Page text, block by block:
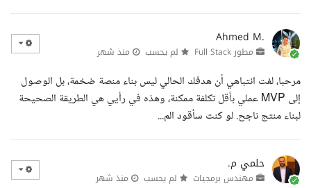
Ahmed M.
مطور Full Stack لم يحسب منذ شهر
مرحبا، لفت انتباهي أن هدفك الحالي ليس بناء منصة ضخمة، بل الوصول
إلى MVP عملي بأقل تكلفة ممكنة، وهذه في رأيي هي الطريقة الصحيحة
لبناء منتج ناجح. لو كنت سأقود الم...
حلمي م.
مهندس برمجيات لم يحسب منذ شهر